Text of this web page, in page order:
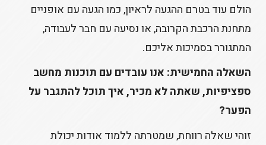
הולם עוד בטרם ההגעה לראיון, כמו הגעה עם אופניים
מתחנת הרכבת הקרובה, או נסיעה עם חבר לעבודה,
המתגורר בסמיכות אליכם.
השאלה החמישית: אנו עובדים עם תוכנות מחשב
ספציפיות, שאתה לא מכיר, איך תוכל להתגבר על
הפער?
זוהי שאלה רווחת, שמטרתה ללמוד אודות יכולת